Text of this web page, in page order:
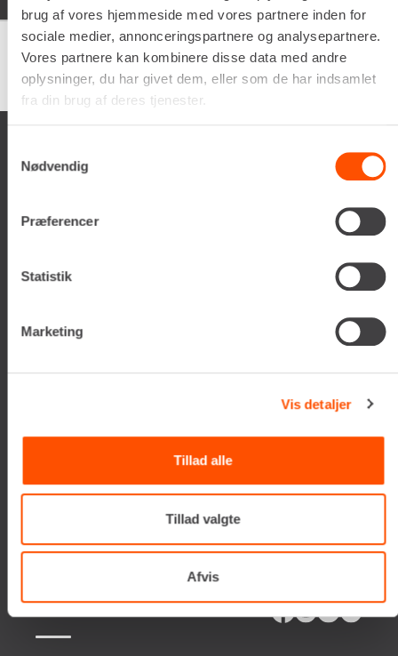
brug af vores hjemmeside med vores partnere inden for
sociale medier, annonceringspartnere og analysepartnere.
Vores partnere kan kombinere disse data med andre
oplysninger, du har givet dem, eller som de har indsamlet
fra din brug af deres tjenester.
Nødvendig
Præferencer
Statistik
Marketing
Vis detaljer
Tillad alle
Tillad valgte
Afvis
Google samlet bedømmelse er 4.5
af 5,
på basis af150 anmeldelser
Renta A/S
CVR-nummer: 29416796
Få de seneste nyheder, invitationer, tips og tricks m.m.
SERVICES